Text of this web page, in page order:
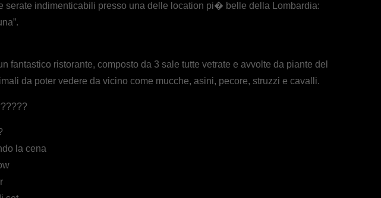
serate indimenticabili presso una delle location pi� belle della Lombardia:
ristorante, composto da 3 sale tutte vetrate e avvolte da piante del
da poter vedere da vicino come mucche, asini, pecore, struzzi e cavalli.
la cena